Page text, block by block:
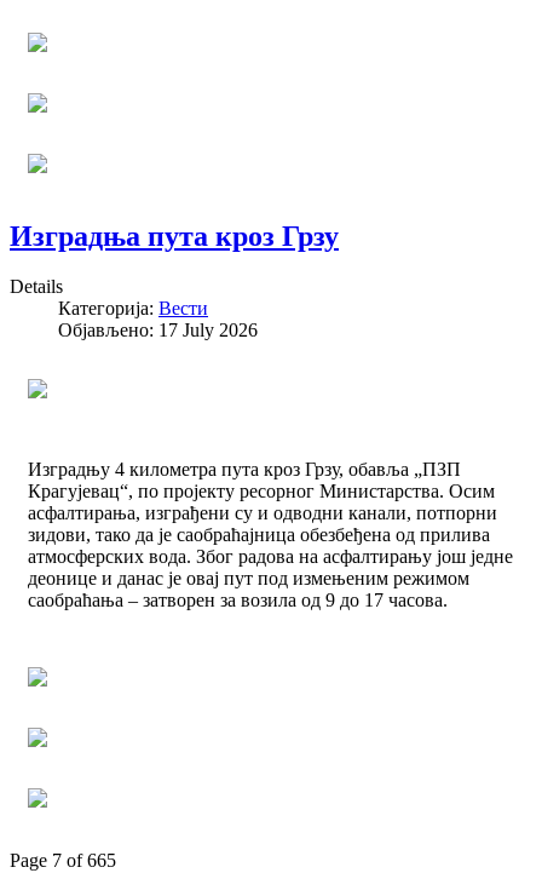
Изградња пута кроз Грзу
Details
Категорија: Вести
Објављено: 17 July 2026
Изградњу 4 километра пута кроз Грзу, обавља „ПЗП
Крагујевац“, по пројекту ресорног Министарства. Осим
асфалтирања, изграђени су и одводни канали, потпорни
зидови, тако да је саобраћајница обезбеђена од прилива
атмосферских вода. Због радова на асфалтирању још једне
деонице и данас је овај пут под измењеним режимом
саобраћања – затворен за возила од 9 до 17 часова.
Page 7 of 665